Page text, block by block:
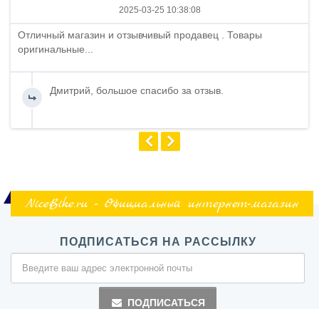
2025-03-25 10:38:08
Отличный магазин и отзывчивый продавец . Товары
оригинальные...
Дмитрий, большое спасибо за отзыв.
NiceBike.ru - Официальный интернет-магазин
ПОДПИСАТЬСЯ НА РАССЫЛКУ
ПОДПИСАТЬСЯ